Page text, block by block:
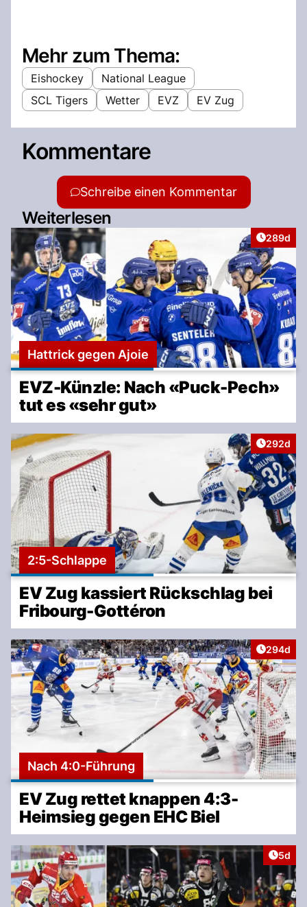
Mehr zum Thema:
Eishockey
National League
SCL Tigers
Wetter EVZ EV Zug
Kommentare
Schreibe einen Kommentar
Weiterlesen
Artikel
289d
Hattrick gegen Ajoie
EVZ-Künzle: Nach «Puck-Pech»
tut es «sehr gut»
Artikel
292d
2:5-Schlappe
EV Zug kassiert Rückschlag bei
Fribourg-Gottéron
Artikel
294d
Nach 4:0-Führung
EV Zug rettet knappen 4:3-
Heimsieg gegen EHC Biel
5d